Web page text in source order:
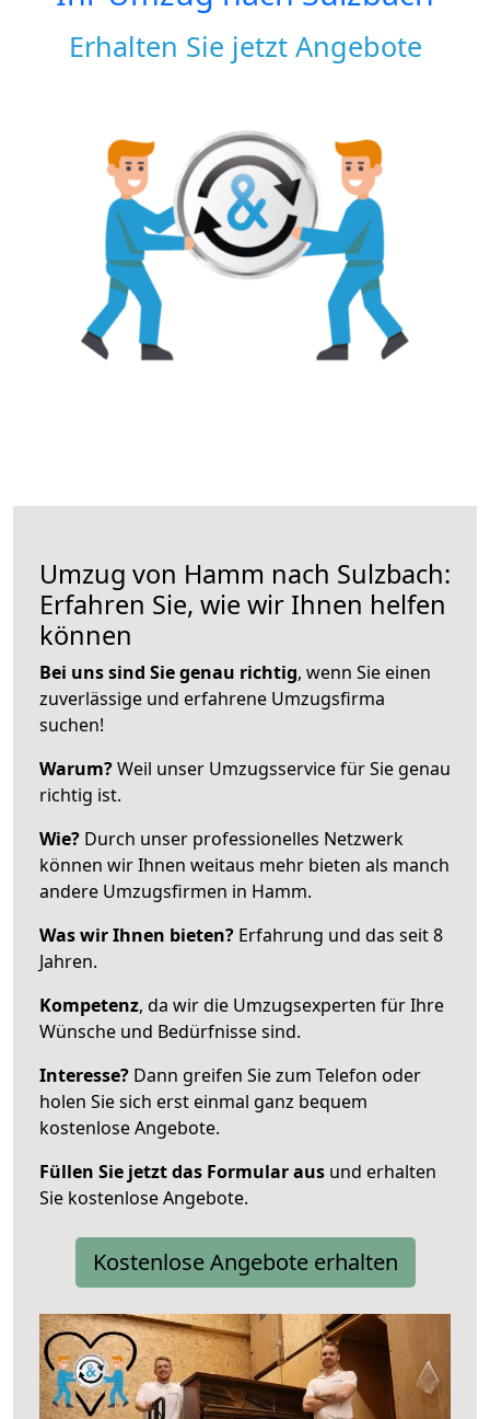
Erhalten Sie jetzt Angebote
Umzug von Hamm nach Sulzbach:
Erfahren Sie, wie wir Ihnen helfen
können
Bei uns sind Sie genau richtig, wenn Sie einen
zuverlässige und erfahrene Umzugsfirma
suchen!
Warum?Weil unser Umzugsservice für Sie genau
richtig ist.
Wie? Durch unser professionelles Netzwerk
können wir Ihnen weitaus mehr bieten als manch
andere Umzugsfirmen in Hamm.
Was wir Ihnen bieten? Erfahrung und das seit 8
Jahren.
Kompetenz, da wir die Umzugsexperten für Ihre
Wünsche und Bedürfnisse sind.
Interesse? Dann greifen Sie zum Telefon oder
holen Sie sich erst einmal ganz bequem
kostenlose Angebote.
Füllen Sie jetzt das Formular aus und erhalten
Sie kostenlose Angebote.
Kostenlose Angebote erhalten